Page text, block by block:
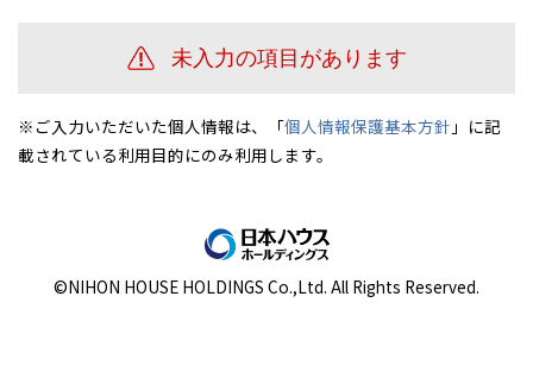
※ご入力いただいた個人情報は、「個人情報保護基本方針 」に記
載されている利用目的にのみ利用します。
©NIHON HOUSE HOLDINGS Co.,Ltd. All Rights Reserved.